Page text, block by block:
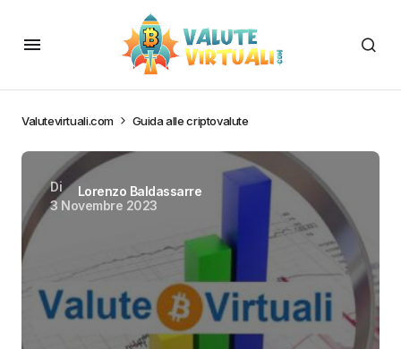
Valutevirtuali.com Guida alle criptovalute
Di
Lorenzo Baldassarre
3 Novembre 2023